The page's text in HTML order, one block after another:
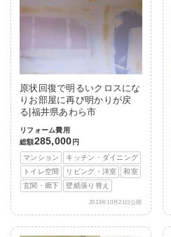
原状回復で明るいクロスにな
りお部屋に再び明かりが戻
る|福井県あわら市
リフォーム費用
総額285,000 円
マンション
キッチン・ダイニング
トイレ空間
リビング・洋室
和室
玄関・廊下
壁紙張り替え
2013年10月21日公開